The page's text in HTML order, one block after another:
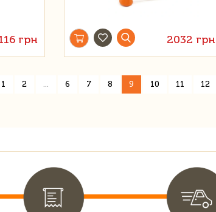
грн 2032 грн
1 2 ... 6 7 8 9 10 11 12